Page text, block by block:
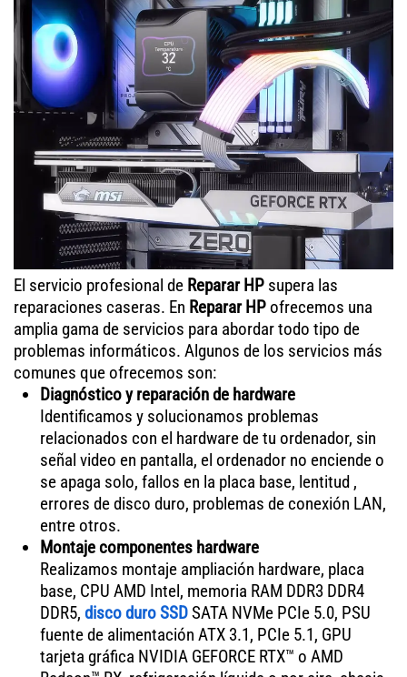
El servicio profesional de Reparar HP supera las
reparaciones caseras. En Reparar HPofrecemos una
amplia gama de servicios para abordar todo tipo de
problemas informáticos. Algunos de los servicios más
comunes que ofrecemos son:
Diagnóstico y reparación de hardware
Identificamos y solucionamos problemas
relacionados con el hardware de tu ordenador, sin
señal video en pantalla, el ordenador no enciende o
se apaga solo, fallos en la placa base, lentitud ,
errores de disco duro, problemas de conexión LAN,
entre otros.
Montaje componentes hardware
Realizamos montaje ampliación hardware, placa
base, CPU AMD Intel, memoria RAM DDR3 DDR4
DDR5, disco duro SSDSATA NVMe PCIe 5.0, PSU
fuente de alimentación ATX 3.1, PCIe 5.1, GPU
tarjeta gráfica NVIDIA GEFORCE RTX™ o AMD